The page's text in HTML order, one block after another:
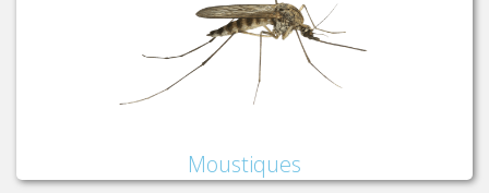
Moustiques